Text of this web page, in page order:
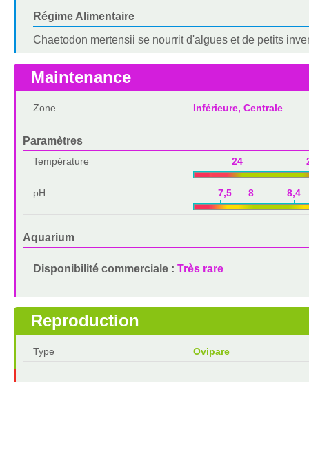
Régime Alimentaire
Chaetodon mertensii se nourrit d'algues et de petits
Maintenance
Zone Inférieure, Centrale
Paramètres
Température 24
pH 7,5 8 8,4
Aquarium
Disponibilité commerciale : Très rare
Reproduction
Type Ovipare